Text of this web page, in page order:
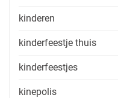
kinderen
kinderfeestje thuis
kinderfeestjes
kinepolis